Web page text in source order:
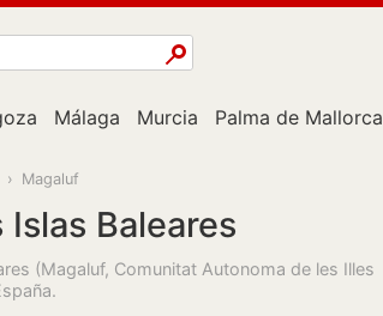
Málaga Murcia Palma de Mallorca
› Magaluf
Baleares
(Magaluf, Comunitat Autonoma de les Illes